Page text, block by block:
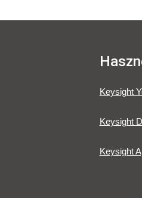
Keysight
Keysight
Keysight